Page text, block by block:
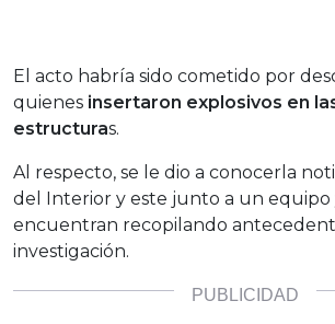
El acto habría sido cometido por
quienes insertaron explosivos en
estructuras.
Al respecto, se le dio a conocerla
del Interior y este junto a un equipo
encuentran recopilando
investigación.